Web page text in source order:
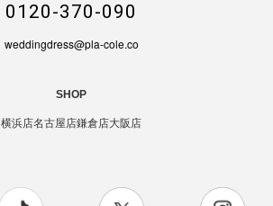
0120-370-090
weddingdress@pla-cole.co
SHOP
横浜店名古屋店鎌倉店大阪店